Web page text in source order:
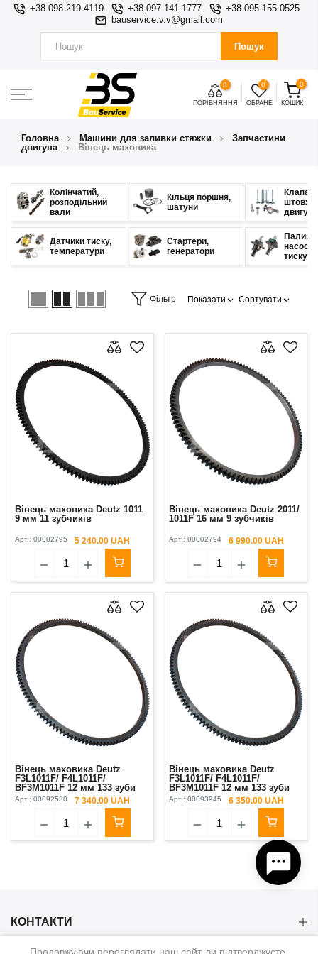
+38 098 219 4119 +38 097 141 1777
+38 095 155 0525
bauservice.v.v@gmail.com
Пошук
0
ПОРІВНЯННЯ
0
ОБРАНЕ
0
КОШИК
Головна Машини для заливки стяжки
Запчастини
двигуна
Вінець маховика
Колінчатий,
розподільний
вали
Кільця поршня,
шатуни
двигуна
Датчики тиску,
температури
Стартери,
генератори
насос
тиску
Фільтр Показати Сортувати
Вінець маховика Deutz 1011
9 мм 11 зубчиків
Арт.: 00002795 5 240.00 UAH
Вінець маховика Deutz 2011/
1011F 16 мм 9 зубчиків
Арт.: 00002794 6 990.00 UAH
Вінець маховика Deutz
F3L1011F/ F4L1011F/
BF3M1011F 12 мм 133 зуби
Арт.: 00092530 7 340.00 UAH
Вінець маховика Deutz
F3L1011F/ F4L1011F/
BF3M1011F 12 мм 133 зуби
TRK
Арт.: 00093945 6 350.00 UAH
КОНТАКТИ